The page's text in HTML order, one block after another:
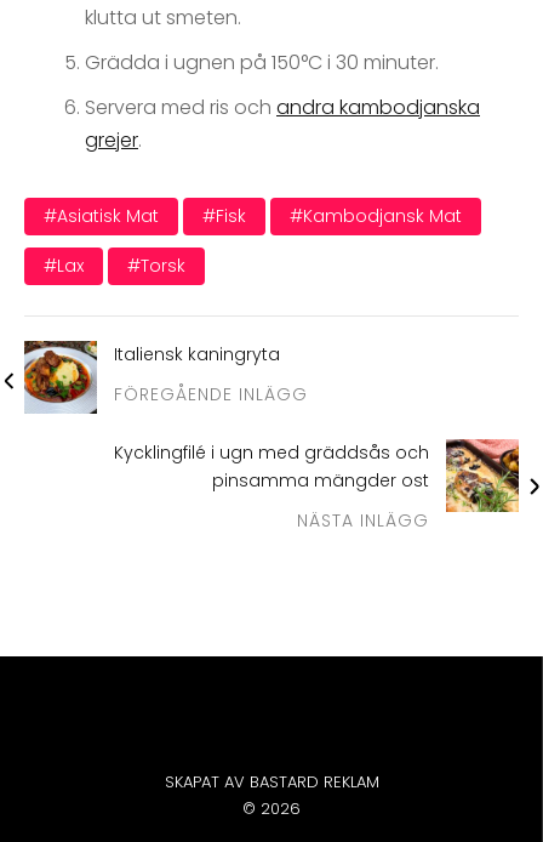
klutta ut smeten.
Grädda i ugnen på 150°C i 30 minuter.
Servera med ris och andra kambodjanska
grejer.
#asiatisk Mat #fisk #kambodjansk Mat
#lax #torsk
Italiensk kaningryta
FÖREGÅENDE INLÄGG
Kycklingfilé i ugn med gräddsås och
pinsamma mängder ost
NÄSTA INLÄGG
SKAPAT AV BASTARD REKLAM
© 2026